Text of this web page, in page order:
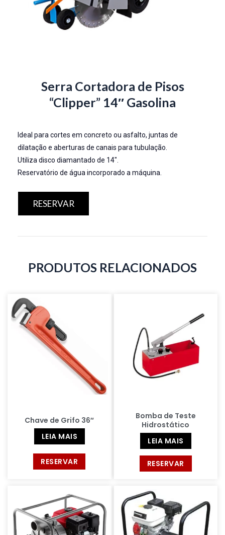
Serra Cortadora de Pisos
“Clipper” 14″ Gasolina
Ideal para cortes em concreto ou asfalto, juntas de
dilatação e aberturas de canais para tubulação.
Utiliza disco diamantado de 14″.
Reservatório de água incorporado a máquina.
RESERVAR
PRODUTOS RELACIONADOS
Chave de Grifo 36″
LEIA MAIS
RESERVAR
Bomba de Teste
Hidrostático
LEIA MAIS
RESERVAR